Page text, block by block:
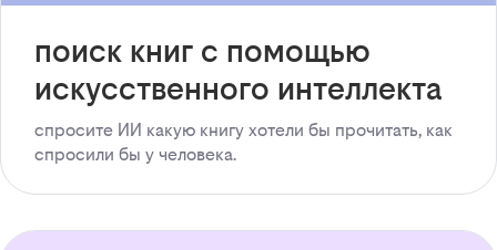
поиск книг с помощью
искусственного интеллекта
спросите ИИ какую книгу хотели бы прочитать, как
спросили бы у человека.